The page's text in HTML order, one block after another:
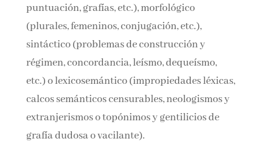
puntuación, grafías, etc.), morfológico
(plurales, femeninos, conjugación, etc.),
sintáctico (problemas de construcción y
régimen, concordancia, leísmo, dequeísmo,
etc.) o lexicosemántico (impropiedades léxicas,
calcos semánticos censurables, neologismos y
extranjerismos o topónimos y gentilicios de
grafía dudosa o vacilante).